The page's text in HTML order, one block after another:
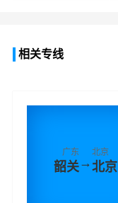
相关专线
广东
韶关→
北京
北京